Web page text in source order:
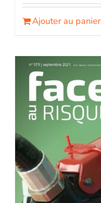
Ajouter au panier